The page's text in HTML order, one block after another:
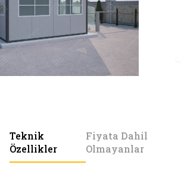
Teknik
Özellikler
Fiyata Dahil
Olmayanlar